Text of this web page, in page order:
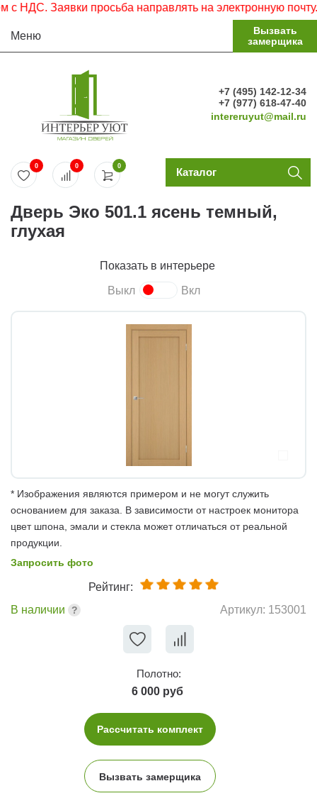
Заявки просьба направлять на электронную почту.
Меню
Вызвать
замерщика
+7 (495) 142-12-34
+7 (977) 618-47-40
intereruyut@mail.ru
0
0 0 Каталог
Дверь Эко 501.1 ясень темный,
глухая
Показать в интерьере
Выкл Вкл
* Изображения являются примером и не могут служить
основанием для заказа. В зависимости от настроек монитора
цвет шпона, эмали и стекла может отличаться от реальной
продукции.
Запросить фото
Рейтинг:
В наличии
Артикул: 153001
Полотно:
6 000 руб
Рассчитать комплект
Вызвать замерщика